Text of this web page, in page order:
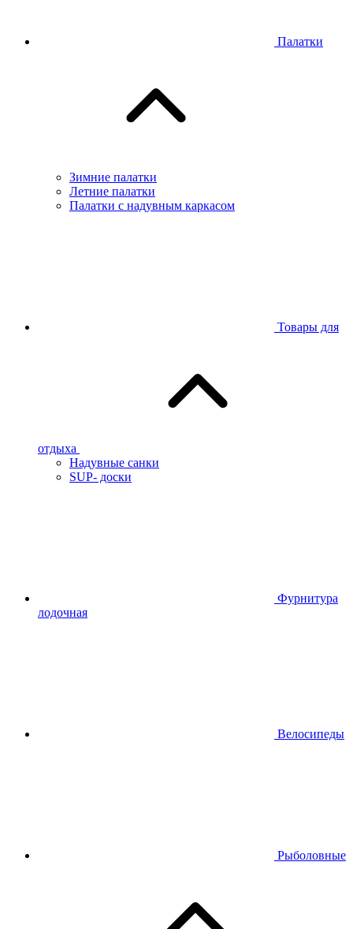
Палатки
Зимние палатки
Летние палатки
Палатки с надувным каркасом
Товары для
отдыха
Надувные санки
SUP- доски
Фурнитура
лодочная
Велосипеды
Рыболовные